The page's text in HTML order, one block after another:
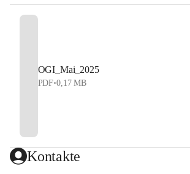
OGI_Mai_2025
PDF•0,17 MB
Kontakte